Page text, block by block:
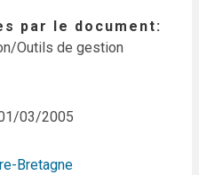
par le document
Outils de gestion
03/2005
Bretagne